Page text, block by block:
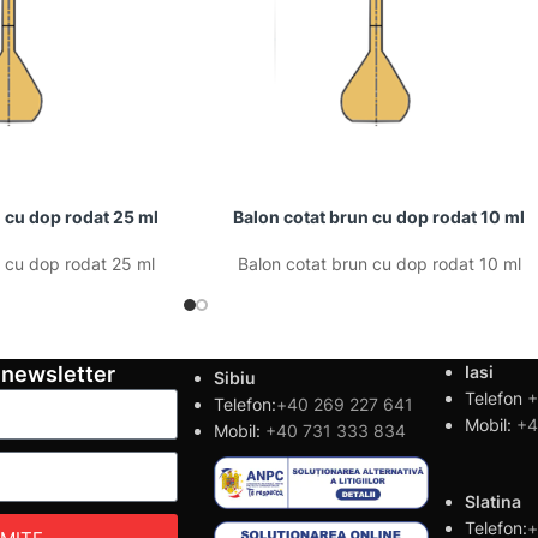
dop rodat 25 ml
dop rodat 25 ml
Balon cotat brun cu dop rodat 10 ml
Balon cotat brun cu dop rodat 10 ml
Sibiu
Telefon:+40 269 227 641
Mobil: +40 731 333 834
Iasi
Telefon
Mobil:
Slatina
Telefon: